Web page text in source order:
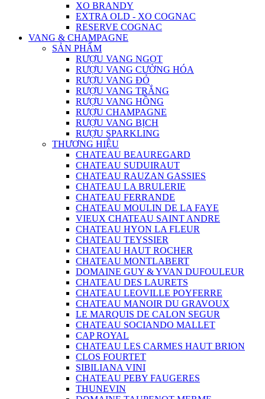
XO BRANDY
EXTRA OLD - XO COGNAC
RESERVE COGNAC
VANG & CHAMPAGNE
SẢN PHẨM
RƯỢU VANG NGỌT
RƯỢU VANG CƯỜNG HÓA
RƯỢU VANG ĐỎ
RƯỢU VANG TRẮNG
RƯỢU VANG HỒNG
RƯỢU CHAMPAGNE
RƯỢU VANG BỊCH
RƯỢU SPARKLING
THƯƠNG HIỆU
CHATEAU BEAUREGARD
CHATEAU SUDUIRAUT
CHATEAU RAUZAN GASSIES
CHATEAU LA BRULERIE
CHATEAU FERRANDE
CHATEAU MOULIN DE LA FAYE
VIEUX CHATEAU SAINT ANDRE
CHATEAU HYON LA FLEUR
CHATEAU TEYSSIER
CHATEAU HAUT ROCHER
CHATEAU MONTLABERT
DOMAINE GUY & YVAN DUFOULEUR
CHATEAU DES LAURETS
CHATEAU LEOVILLE POYFERRE
CHATEAU MANOIR DU GRAVOUX
LE MARQUIS DE CALON SEGUR
CHATEAU SOCIANDO MALLET
CAP ROYAL
CHATEAU LES CARMES HAUT BRION
CLOS FOURTET
SIBILIANA VINI
CHATEAU PEBY FAUGERES
THUNEVIN